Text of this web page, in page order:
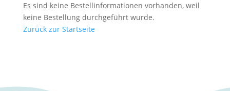
Es sind keine Bestellinformationen vorhanden, weil
keine Bestellung durchgeführt wurde.
Zurück zur Startseite